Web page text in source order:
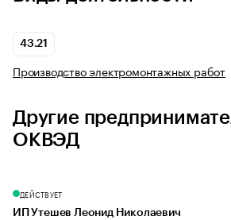
43.21
Производство электромонтажных работ
Другие
ОКВЭД
ДЕЙСТВУЕТ
ИП Утешев Леонид Николаевич